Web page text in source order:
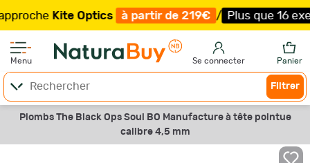
Kite Optics à partir de 219€ / Plus que 16
Menu Se connecter Panier
Filtrer
Plombs The Black Ops Soul BO Manufacture à tête pointue
calibre 4,5 mm